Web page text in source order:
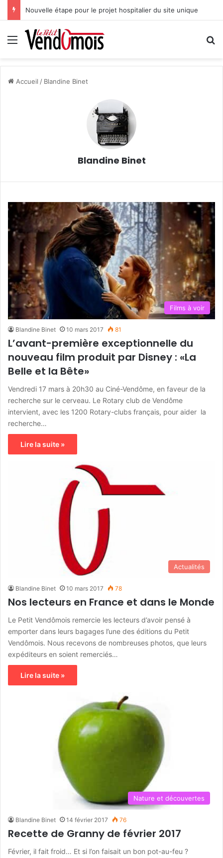
Nouvelle étape pour le projet hospitalier du site unique
Menu
Accueil / Blandine Binet
Blandine Binet
Films à voir
Blandine Binet 10 mars 2017 81
L’avant-première exceptionnelle du
nouveau film produit par Disney : «La
Belle et la Bête»
Vendredi 17 mars à 20h30 au Ciné-Vendôme, en faveur de la
recherche sur le cerveau. Le Rotary club de Vendôme
intervient, avec les 1200 Rotary-clubs français, pour aider la
recherche…
Lire la suite »
Actualités
Blandine Binet 10 mars 2017 78
Nos lecteurs en France et dans le Monde
Le Petit Vendômois remercie les lecteurs d’avoir pensé à
emporter dans leurs bagages l’une des éditions du Petit
Vendômois. Nous recevons de nombreuses photos, que leurs
expéditeurs en soient remerciés…
Lire la suite »
Nature et découvertes
Blandine Binet 14 février 2017 76
Recette de Granny de février 2017
Février, il fait froid… Et si l’on faisait un bon pot-au-feu ?